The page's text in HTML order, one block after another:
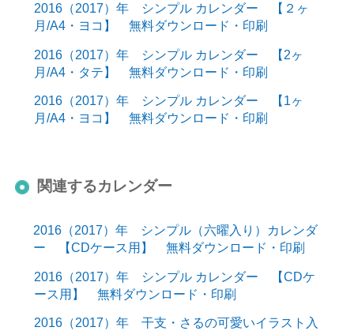
2016（2017）年 シンプル カレンダー 【２ヶ
月/A4・ヨコ】 無料ダウンロード・印刷
2016（2017）年 シンプル カレンダー 【2ヶ
月/A4・タテ】 無料ダウンロード・印刷
2016（2017）年 シンプル カレンダー 【1ヶ
月/A4・ヨコ】 無料ダウンロード・印刷
関連するカレンダー
2016（2017）年 シンプル（六曜入り）カレンダ
ー 【CDケース用】 無料ダウンロード・印刷
2016（2017）年 シンプル カレンダー 【CDケ
ース用】 無料ダウンロード・印刷
2016（2017）年 干支・さるの可愛いイラスト入